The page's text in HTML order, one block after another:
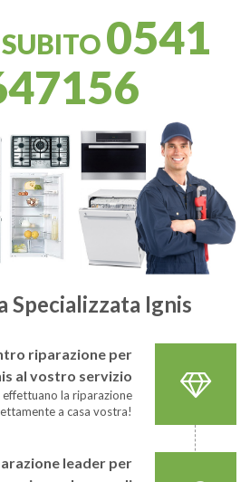
0541
Specializzata Ignis
riparazione per
al vostro servizio
la riparazione
a casa vostra!
leader per